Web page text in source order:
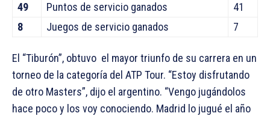
49
Puntos de servicio ganados
41
8
Juegos de servicio ganados 7
El “Tiburón”, obtuvo el mayor triunfo de su carrera en un
torneo de la categoría del ATP Tour. “Estoy disfrutando
de otro Masters”, dijo el argentino. “Vengo jugándolos
hace poco y los voy conociendo. Madrid lo jugué el año